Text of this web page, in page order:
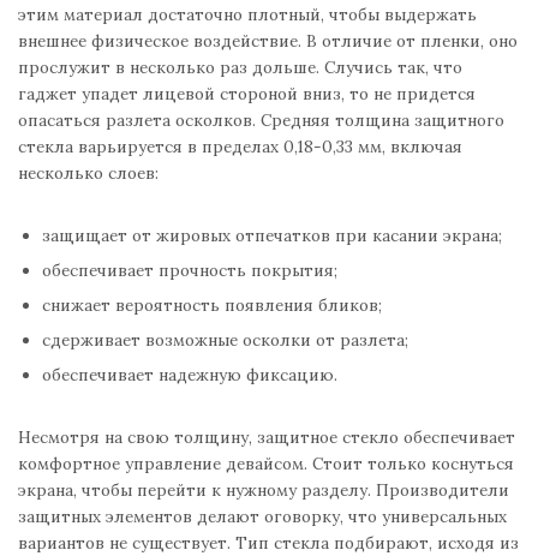
этим материал достаточно плотный, чтобы выдержать
внешнее физическое воздействие. В отличие от пленки, оно
прослужит в несколько раз дольше. Случись так, что
гаджет упадет лицевой стороной вниз, то не придется
опасаться разлета осколков. Средняя толщина защитного
стекла варьируется в пределах 0,18-0,33 мм, включая
несколько слоев:
защищает от жировых отпечатков при касании экрана;
обеспечивает прочность покрытия;
снижает вероятность появления бликов;
сдерживает возможные осколки от разлета;
обеспечивает надежную фиксацию.
Несмотря на свою толщину, защитное стекло обеспечивает
комфортное управление девайсом. Стоит только коснуться
экрана, чтобы перейти к нужному разделу. Производители
защитных элементов делают оговорку, что универсальных
вариантов не существует. Тип стекла подбирают, исходя из